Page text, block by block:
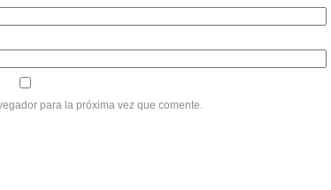
para la próxima vez que comente.